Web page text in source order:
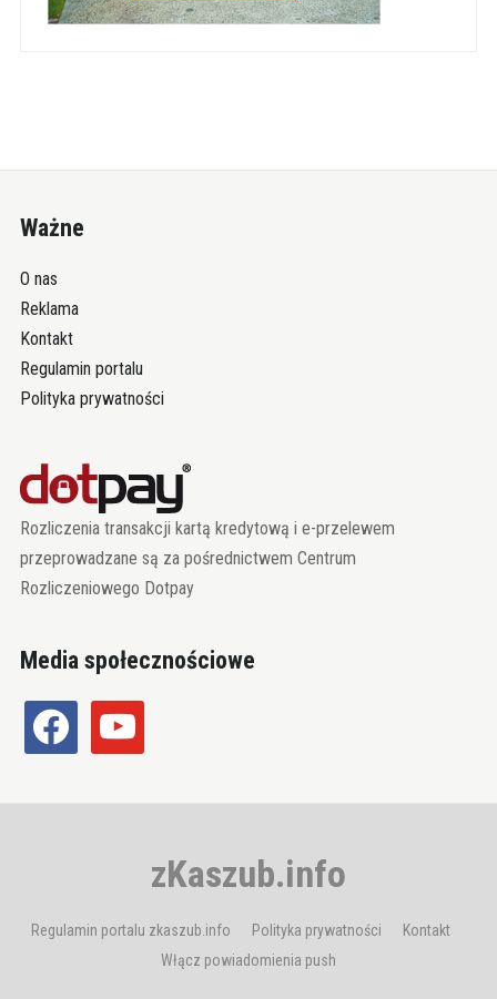
Ważne
O nas
Reklama
Kontakt
Regulamin portalu
Polityka prywatności
Rozliczenia transakcji kartą kredytową i e-przelewem
przeprowadzane są za pośrednictwem Centrum
Rozliczeniowego Dotpay
Media społecznościowe
facebook youtube
zKaszub.info
Regulamin portalu zkaszub.info Polityka prywatności
Kontakt
Włącz powiadomienia push